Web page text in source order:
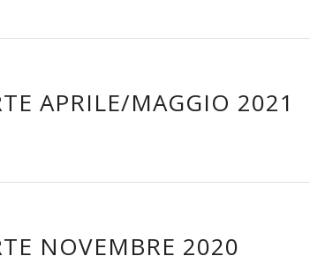
APRILE/MAGGIO 2021
NOVEMBRE 2020